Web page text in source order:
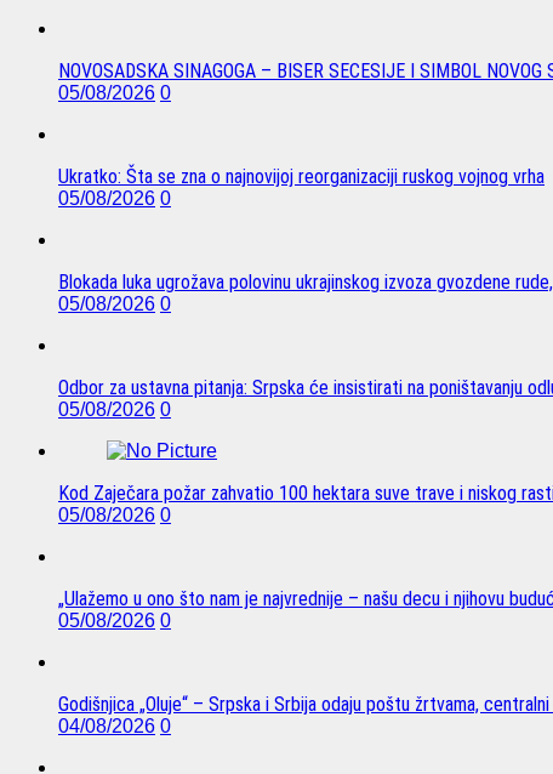
NOVOSADSKA SINAGOGA – BISER SECESIJE I SIMBOL NOVOG
05/08/2026 0
Ukratko: Šta se zna o najnovijoj reorganizaciji ruskog vojnog vrha
05/08/2026 0
Blokada luka ugrožava polovinu ukrajinskog izvoza gvozdene
05/08/2026 0
Odbor za ustavna pitanja: Srpska će insistirati na poništavanju
05/08/2026 0
Kod Zaječara požar zahvatio 100 hektara suve trave i niskog
05/08/2026 0
„Ulažemo u ono što nam je najvrednije – našu decu i njihovu
05/08/2026 0
Godišnjica „Oluje“ – Srpska i Srbija odaju poštu žrtvama,
04/08/2026 0